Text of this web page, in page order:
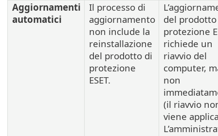
Aggiornamenti
automatici
Il processo di
aggiornamento
non include la
reinstallazione
del prodotto di
protezione
ESET.
del
protezione
richiede un
riavvio del
computer,
non
(il riavvio
viene